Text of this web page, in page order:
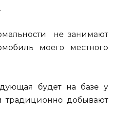
не занимают
моего местного
будет на базе у
традиционно добывают